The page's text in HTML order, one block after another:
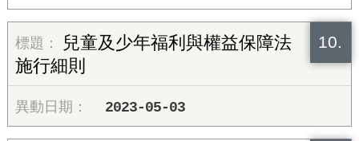
10.
兒童及少年福利與權益保障法
施行細則
2023-05-03